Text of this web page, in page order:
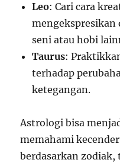
Leo: Cari cara
seni atau hobi
Taurus:
terhadap
ketegangan.
Astrologi bisa
memahami
berdasarkan zodiak,